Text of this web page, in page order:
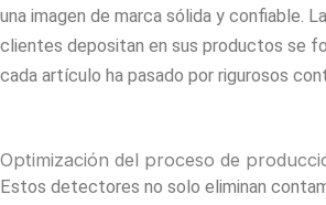
una imagen de marca sólida y confiable.
clientes depositan en sus productos se
cada artículo ha pasado por rigurosos
Optimización del proceso de
Estos detectores no solo eliminan